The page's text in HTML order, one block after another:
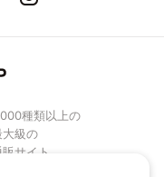
種類以上の
級の
サイト